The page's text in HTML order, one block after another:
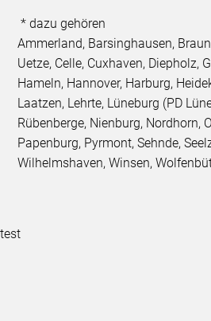
* dazu gehören
Ammerland, Barsinghausen,
Uetze, Celle, Cuxhaven, Diepholz,
Hameln, Hannover, Harburg,
Laatzen, Lehrte, Lüneburg (PD
Rübenberge, Nienburg, Nordhorn,
Papenburg, Pyrmont, Sehnde,
Wilhelmshaven, Winsen,
test